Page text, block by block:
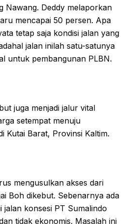
Nawang. Deddy melaporkan
mencapai 50 persen. Apa
tetap saja kondisi jalan yang
jalan inilah satu-satunya
untuk pembangunan PLBN.
juga menjadi jalur vital
setempat menuju
Kutai Barat, Provinsi Kaltim.
mengusulkan akses dari
Boh dikebut. Sebenarnya ada
konsesi PT Sumalindo
tidak ekonomis. Masalah ini